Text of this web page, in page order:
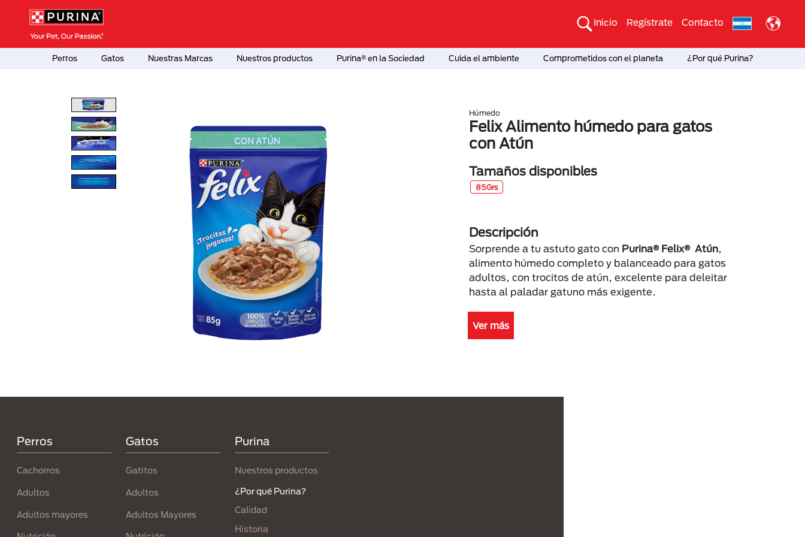
Pasar al contenido principal
Menú Secundario Purina
Inicio Regístrate Contacto
Menú Principal Purina
Perros Gatos Nuestras Marcas Nuestros productos Purina® en la Sociedad Cuida el ambiente Comprometidos con el planeta ¿Por qué Purina?
Húmedo
Felix Alimento húmedo para gatos
con Atún
Tamaños disponibles
85Grs
Descripción
Sorprende a tu astuto gato con Purina® Felix® Atún,
alimento húmedo completo y balanceado para gatos
adultos, con trocitos de atún, excelente para deleitar
hasta al paladar gatuno más exigente.
Ver más
Perros
Cachorros
Adultos
Adultos mayores
Gatos
Gatitos
Adultos
Adultos Mayores
Purina
Nuestros productos
¿Por qué Purina?
Calidad
Historia